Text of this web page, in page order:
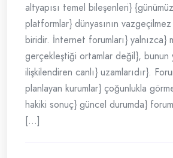
altyapısı temel bileşenleri}
platformlar} dünyasının
biridir. İnternet forumları} yalnızca}
gerçekleştiği ortamlar değil}, bunun
ilişkilendiren canlı} uzamlarıdır}.
planlayan kurumlar} çoğunlukla
hakiki sonuç} güncel durumda} forum
[...]